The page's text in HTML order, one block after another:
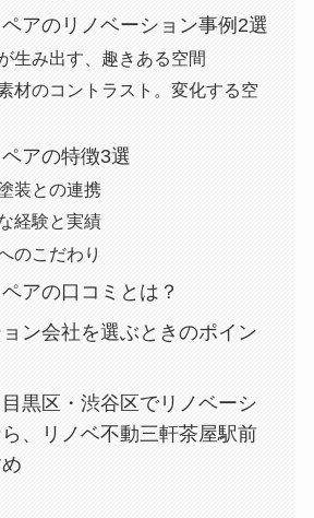
アのリノベーション事例2選
生み出す、趣きある空間
材のコントラスト。変化する空
アの特徴3選
装との連携
経験と実績
のこだわり
アの口コミとは？
ン会社を選ぶときのポイン
黒区・渋谷区でリノベーシ
、リノベ不動三軒茶屋駅前